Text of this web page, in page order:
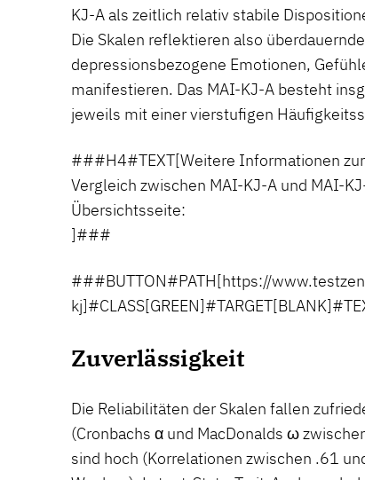
KJ-A als zeitlich relativ stabile
Die Skalen reflektieren also
depressionsbezogene Emotionen,
manifestieren. Das MAI-KJ-A besteht
jeweils mit einer vierstufigen
###H4#TEXT[Weitere Informationen
Vergleich zwischen MAI-KJ-A und MAI-
Übersichtsseite:
]###
###BUTTON#PATH[https://
Zuverlässigkeit
Die Reliabilitäten der Skalen fallen
(Cronbachs α und MacDonalds ω
sind hoch (Korrelationen zwischen .61